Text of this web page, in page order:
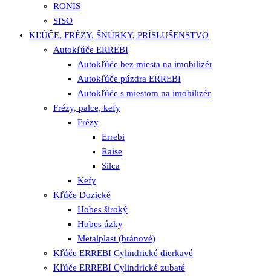
RONIS
SISO
KĽÚČE, FRÉZY, ŠNÚRKY, PRÍSLUŠENSTVO
Autokľúče ERREBI
Autokľúče bez miesta na imobilizér
Autokľúče púzdra ERREBI
Autokľúče s miestom na imobilizér
Frézy, palce, kefy
Frézy
Errebi
Raise
Silca
Kefy
Kľúče Dozické
Hobes široký
Hobes úzky
Metalplast (bránové)
Kľúče ERREBI Cylindrické dierkavé
Kľúče ERREBI Cylindrické zubaté